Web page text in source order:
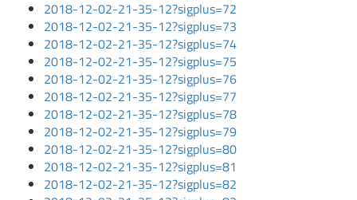
2018-12-02-21-35-12?sigplus=72
2018-12-02-21-35-12?sigplus=73
2018-12-02-21-35-12?sigplus=74
2018-12-02-21-35-12?sigplus=75
2018-12-02-21-35-12?sigplus=76
2018-12-02-21-35-12?sigplus=77
2018-12-02-21-35-12?sigplus=78
2018-12-02-21-35-12?sigplus=79
2018-12-02-21-35-12?sigplus=80
2018-12-02-21-35-12?sigplus=81
2018-12-02-21-35-12?sigplus=82